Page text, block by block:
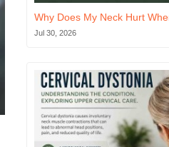
Why Does My Neck Hurt
Jul 30, 2026